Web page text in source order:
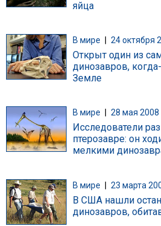
яйца
В мире 24 октября
Открыт один из
динозавров,
Земле
В мире 28 мая 2008
Исследователи
птерозавре: он
мелкими
В мире | 23 марта
В США нашли
динозавров,